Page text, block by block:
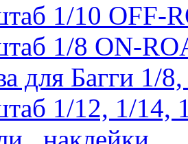
1/10 OFF-
1/8 ON-
для Багги 1/
1/12, 1/14,